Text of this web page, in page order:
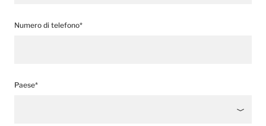
Numero di telefono*
Paese*